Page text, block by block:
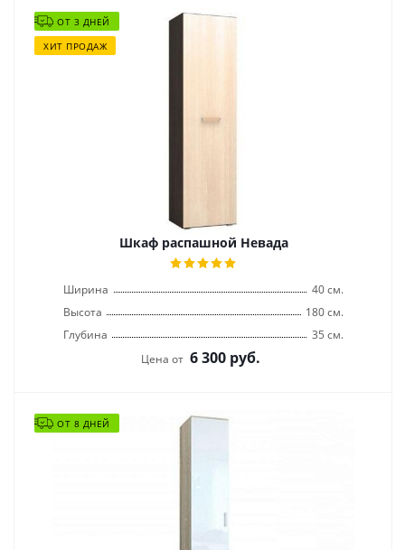
ОТ 3 ДНЕЙ
ХИТ ПРОДАЖ
Шкаф распашной Невада
Ширина
40 см.
Высота
180 см.
Глубина
35 см.
Цена от 6 300руб.
ОТ 8 ДНЕЙ